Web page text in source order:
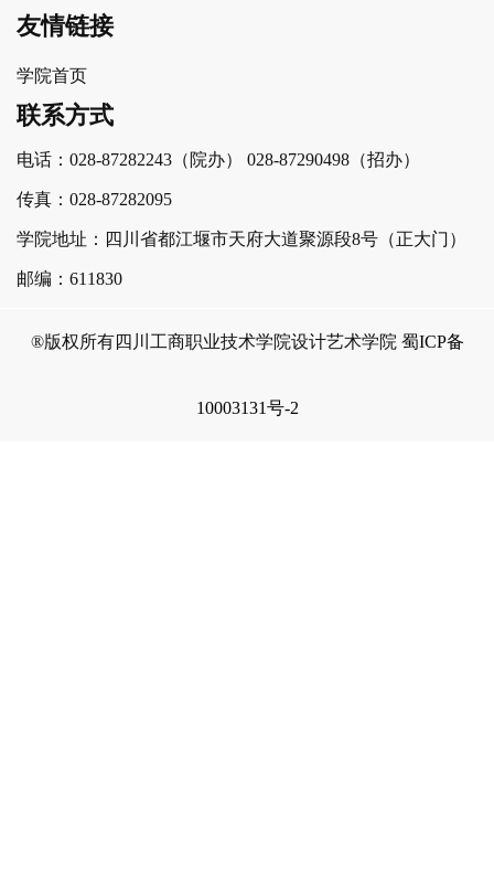
友情链接
学院首页
联系方式
电话：028-87282243（院办） 028-87290498（招办）
传真：028-87282095
学院地址：四川省都江堰市天府大道聚源段8号（正大门）
邮编：611830
®版权所有四川工商职业技术学院设计艺术学院 蜀ICP备
10003131号-2